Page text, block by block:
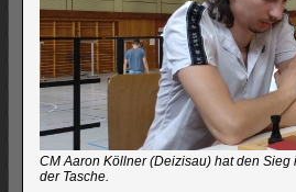
CM Aaron Köllner (Deizisau) hat den Sieg
der Tasche.